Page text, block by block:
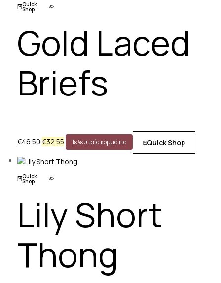
Quick
Shop
Gold Laced
Briefs
€46.50€32.55 Τελευταία κομμάτια Quick Shop
Quick
Shop
Lily Short
Thong